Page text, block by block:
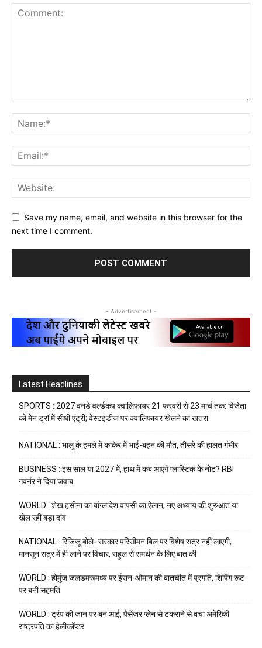
Save my name, email, and website in this browser for the
next time I comment.
- Advertisement -
Latest Headlines
SPORTS : 2027 वनडे वर्ल्डकप क्वालिफायर 21 फरवरी से 23 मार्च तक: विजेता
को मेन ड्रॉ में सीधी एंट्री; वेस्टइंडीज पर क्वालिफायर खेलने का खतरा
NATIONAL : भालू के हमले में कांकेर में भाई-बहन की मौत, तीसरे की हालत गंभीर
BUSINESS : इस साल या 2027 में, हाथ में कब आएंगे प्लास्टिक के नोट? RBI
गवर्नर ने दिया जवाब
WORLD : शेख हसीना का बांग्लादेश वापसी का ऐलान, नए अध्याय की शुरुआत या
खेल रहीं बड़ा दांव
NATIONAL : रिजिजू बोले- सरकार परिसीमन बिल पर विशेष सत्र नहीं लाएगी,
मानसून सत्र में ही लाने पर विचार, राहुल से समर्थन के लिए बात की
WORLD : होर्मुज़ जलडमरूमध्य पर ईरान-ओमान की बातचीत में प्रगति, शिपिंग रूट
पर बनी सहमति
WORLD : ट्रंप की जान पर बन आई, पैसेंजर प्लेन से टकराने से बचा अमेरिकी
राष्ट्रपति का हेलीकॉप्टर